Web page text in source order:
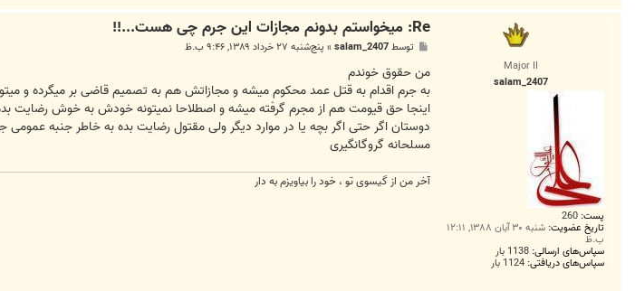
Major II
salam_2407
پست: 260
تاریخ عضویت: شنبه ۳۰ آبان ۱۳۸۸, ۱۲:۱۱
ب.ظ
سپاس‌های ارسالی: 1138 بار
سپاس‌های دریافتی: 1124 بار
Re: میخواستم بدونم مجازات این جرم چی هست...!!
ت
توسطsalam_2407
» پنج‌شنبه ۲۷ خرداد ۱۳۸۹, ۹:۴۶ ب.ظ
من حقوق خوندم
اینجا حق قیومت هم از مجرم گرفته میشه و اصطلاحا نمیتونه خودش به خوش رضایت
دوستان اگر حتی اگر بچه یا در موارد دیگر ولی مقتول رضایت بده به خاطر جنبه
مسلحانه گروگانگیری
آخر من از گیسوی تو ، خود را بیاویزم به دار